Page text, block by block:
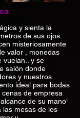
y sienta la
de sus ojos.
misteriosamente
valor , monedas
vuelan.. y se
salón donde
y nuestros
ideal para bodas
cenas de empresa
de su mano"
las mesas de los